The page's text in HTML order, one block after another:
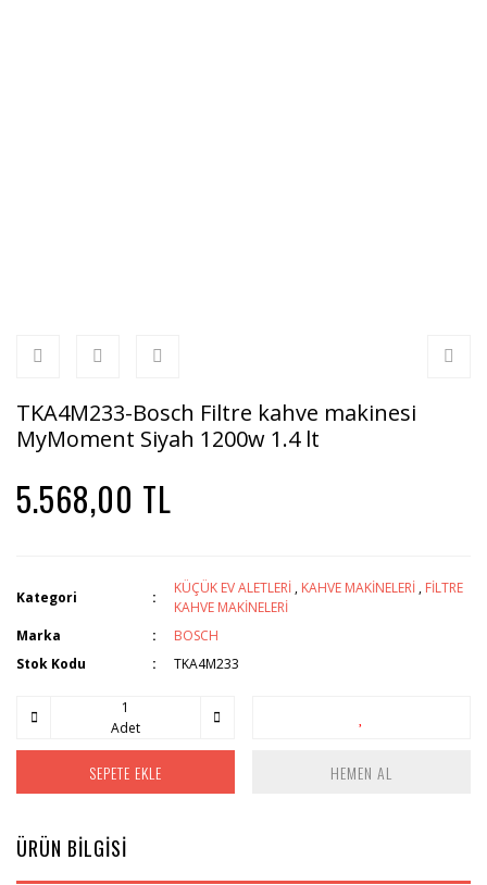
TKA4M233-Bosch Filtre kahve makinesi
MyMoment Siyah 1200w 1.4 lt
5.568,00 TL
Kategori
KÜÇÜK EV ALETLERİ , KAHVE MAKİNELERİ , FİLTRE
KAHVE MAKİNELERİ
Marka
BOSCH
Stok Kodu
TKA4M233
Adet
SEPETE EKLE HEMEN AL
ÜRÜN BİLGİSİ